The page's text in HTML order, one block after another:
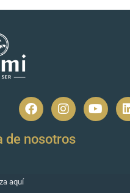
de nosotros
aquí